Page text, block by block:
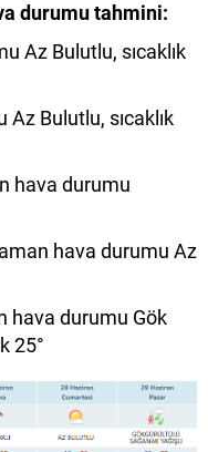
durumu tahmini:
Az Bulutlu, sıcaklık
Bulutlu, sıcaklık
hava durumu
hava durumu Az
hava durumu Gök
25°